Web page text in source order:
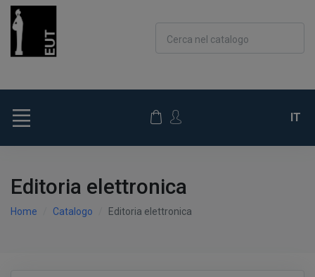
Cerca nel catalogo
IT
Editoria elettronica
Home Catalogo Editoria elettronica